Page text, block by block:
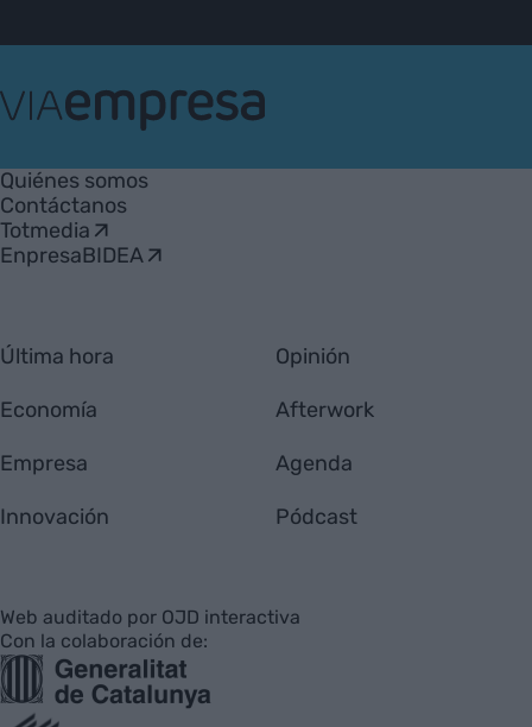
Empresa
Quiénes somos
Contáctanos
Totmedia
EnpresaBIDEA
Última hora
Economía
Empresa
Innovación
Opinión
Afterwork
Agenda
Pódcast
Web auditado por OJD interactiva
Con la colaboración de: